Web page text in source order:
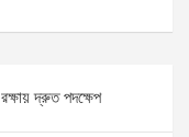
দ্রুত পদক্ষেপ